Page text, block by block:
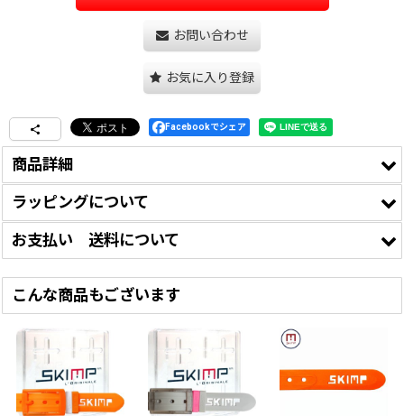
お問い合わせ
お気に入り登録
Facebookでシェア
商品詳細
のばら売り販売」、「簡易包装
でのお届け」での
販売をさせて頂きました。
メール便配送350円は1点
は宅配便をお選びください。
バックル 、
、ケースはありません。ベルトの帯の
みお届けとなります。
・お届け後にお好みの長さにカット頂き、お持ちのバック
ラッピングについて
この商品はギフトラ
宅配便お届けは可能です。ご利用案内ページ
お支払い 送料について
・メール便400円、ゆうパック送料一律600円 7,000円以上のご注
・ お支払方法は こちら から
・楽天会員様は楽天IDでログイン状態の場合、以下にポイントが表
示されます。
こんな商品もございます